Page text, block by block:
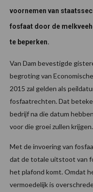
voornemen van
fosfaat door de
te beperken.
Van Dam bevestigde
begroting van
2015 zal gelden als
fosfaatrechten. Dat
bedrijf na die datum
voor die groei zullen krijgen.
Met de invoering van
dat de totale uitstoot van
het plafond komt. Omdat
vermoedelijk is